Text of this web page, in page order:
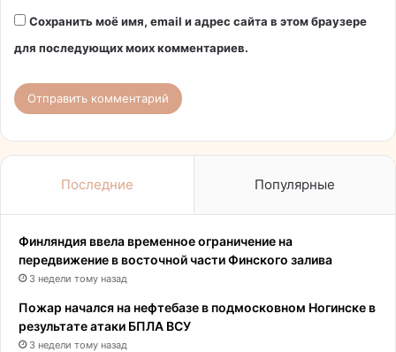
Сохранить моё имя, email и адрес сайта в этом браузере
для последующих моих комментариев.
Последние Популярные
Финляндия ввела временное ограничение на
передвижение в восточной части Финского залива
3 недели тому назад
Пожар начался на нефтебазе в подмосковном Ногинске в
результате атаки БПЛА ВСУ
3 недели тому назад